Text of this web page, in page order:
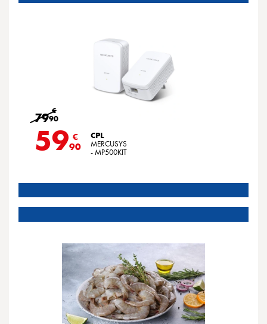
79 €
90
59 €
90
CPL
MERCUSYS
- MP500KIT